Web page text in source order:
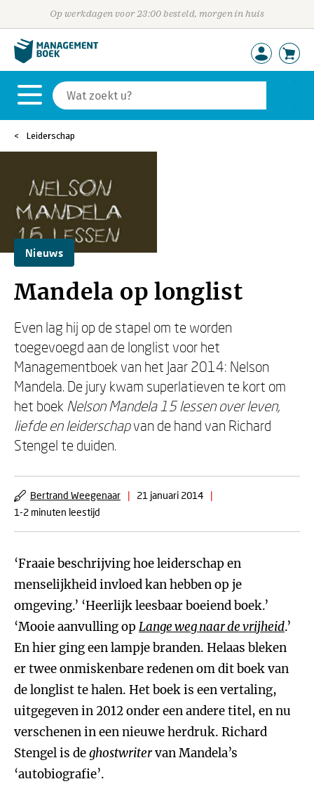
Op werkdagen voor 23:00 besteld, morgen in huis
Leiderschap
Nieuws
Mandela op longlist
Even lag hij op de stapel om te worden
toegevoegd aan de longlist voor het
Managementboek van het Jaar 2014: Nelson
Mandela. De jury kwam superlatieven te kort om
het boek Nelson Mandela 15 lessen over leven,
liefde en leiderschapvan de hand van Richard
Stengel te duiden.
Bertrand Weegenaar | 21 januari 2014
|
1-2 minuten leestijd
‘Fraaie beschrijving hoe leiderschap en
menselijkheid invloed kan hebben op je
omgeving.’ ‘Heerlijk leesbaar boeiend boek.’
‘Mooie aanvulling op Lange weg naar de vrijheid.’
En hier ging een lampje branden. Helaas bleken
er twee onmiskenbare redenen om dit boek van
de longlist te halen. Het boek is een vertaling,
uitgegeven in 2012 onder een andere titel, en nu
verschenen in een nieuwe herdruk. Richard
Stengel is deghostwritervan Mandela’s
‘autobiografie’.